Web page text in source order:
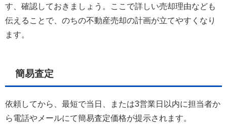
す、確認しておきましょう。ここで詳しい売却理由なども
伝えることで、のちの不動産売却の計画が立てやすくなり
ます。
簡易査定
依頼してから、最短で当日、または3営業日以内に担当者か
ら電話やメールにて簡易査定価格が提示されます。